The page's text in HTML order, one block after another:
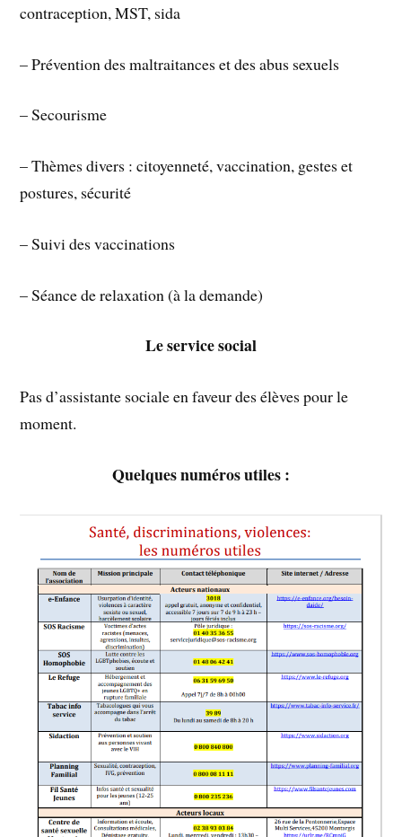
contraception, MST, sida
– Prévention des maltraitances et des abus sexuels
– Secourisme
– Thèmes divers : citoyenneté, vaccination, gestes et
postures, sécurité
– Suivi des vaccinations
– Séance de relaxation (à la demande)
Le service social
Pas d’assistante sociale en faveur des élèves pour le
moment.
Quelques numéros utiles :